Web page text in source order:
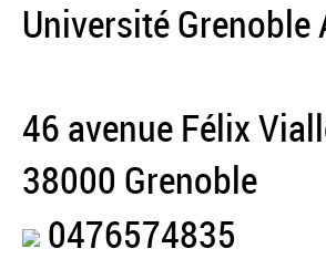
Université Grenoble
46 avenue Félix
38000 Grenoble
0476574835